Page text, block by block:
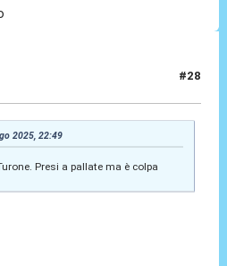
#28
2025, 22:49
Presi a pallate ma è colpa